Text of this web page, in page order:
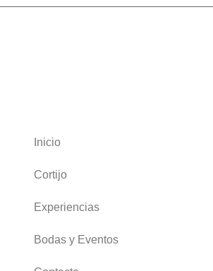
Inicio
Cortijo
Experiencias
Bodas y Eventos